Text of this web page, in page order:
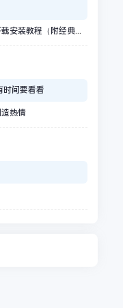
植物大战僵尸融合版下载安装教程（附经典版）
时间要看看
热情